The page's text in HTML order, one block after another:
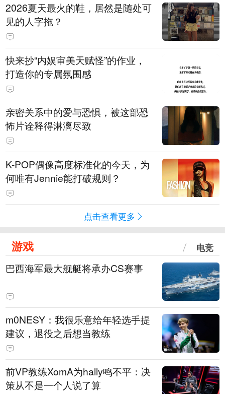
2026夏天最火的鞋，居然是随处可
见的人字拖？
快来抄“内娱审美天赋怪”的作业，
打造你的专属氛围感
亲密关系中的爱与恐惧，被这部恐
怖片诠释得淋漓尽致
K-POP偶像高度标准化的今天，为
何唯有Jennie能打破规则？
点击查看更多
游戏 电竞
巴西海军最大舰艇将承办CS赛事
m0NESY：我很乐意给年轻选手提
建议，退役之后想当教练
前VP教练XomA为hally鸣不平：决
策从不是一个人说了算